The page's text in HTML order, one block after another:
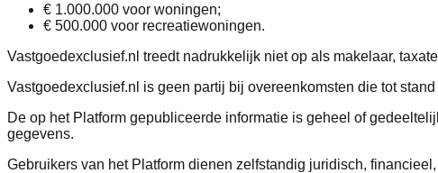
€ 1.000.000 voor woningen;
€ 500.000 voor recreatiewoningen.
Vastgoedexclusief.nl treedt nadrukkelijk niet op als makelaar,
Vastgoedexclusief.nl is geen partij bij overeenkomsten die tot
De op het Platform gepubliceerde informatie is geheel of
gegevens.
Gebruikers van het Platform dienen zelfstandig juridisch,